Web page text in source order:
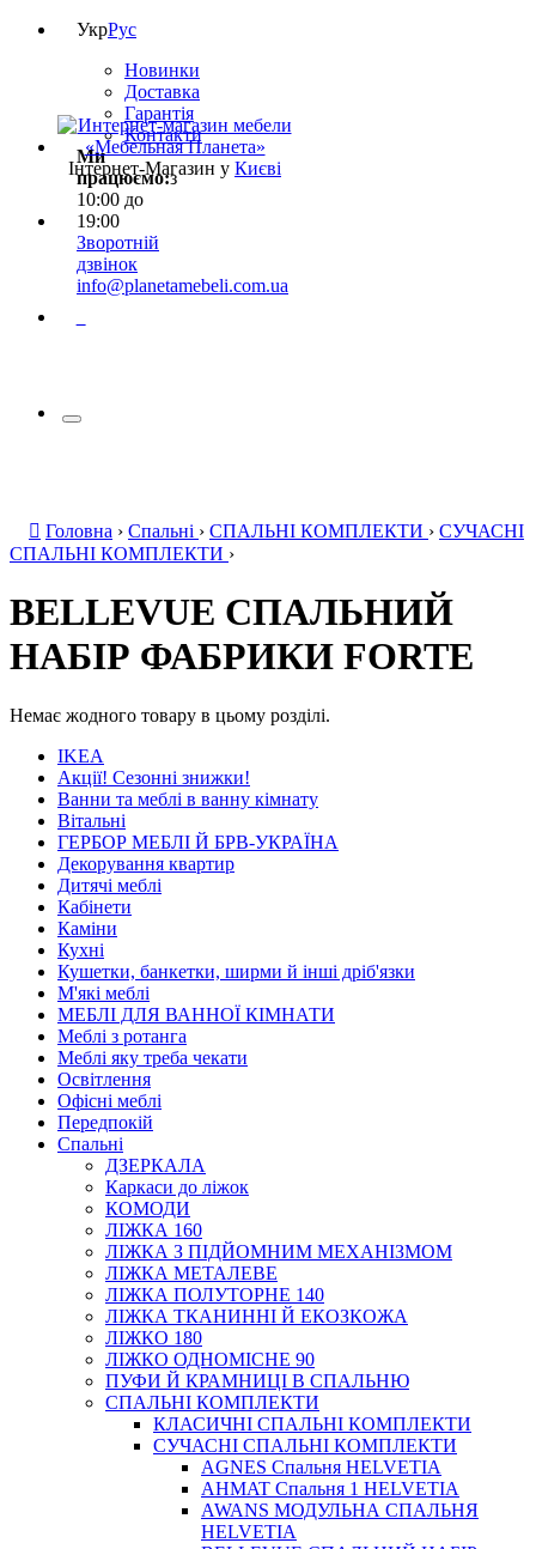
УкрРус
Новинки
Доставка
Гарантія
Контакти
Ми
працюємо:з
10:00 до
19:00
Зворотній
дзвінок
info@planetamebeli.com.ua
Інтернет-Магазин у Києві
Головна › Спальні › СПАЛЬНІ КОМПЛЕКТИ › СУЧАСНІ
СПАЛЬНІ КОМПЛЕКТИ ›
BELLEVUE СПАЛЬНИЙ
НАБІР ФАБРИКИ FORTE
Немає жодного товару в цьому розділі.
IKEA
Акції! Сезонні знижки!
Ванни та меблі в ванну кімнату
Вітальні
ГЕРБОР МЕБЛІ Й БРВ-УКРАЇНА
Декорування квартир
Дитячі меблі
Кабінети
Каміни
Кухні
Кушетки, банкетки, ширми й інші дріб'язки
М'які меблі
МЕБЛІ ДЛЯ ВАННОЇ КІМНАТИ
Меблі з ротанга
Меблі яку треба чекати
Освітлення
Офісні меблі
Передпокій
Спальні
ДЗЕРКАЛА
Каркаси до ліжок
КОМОДИ
ЛІЖКА 160
ЛІЖКА З ПІДЙОМНИМ МЕХАНІЗМОМ
ЛІЖКА МЕТАЛЕВЕ
ЛІЖКА ПОЛУТОРНЕ 140
ЛІЖКА ТКАНИННІ Й ЕКОЗКОЖА
ЛІЖКО 180
ЛІЖКО ОДНОМІСНЕ 90
ПУФИ Й КРАМНИЦІ В СПАЛЬНЮ
СПАЛЬНІ КОМПЛЕКТИ
КЛАСИЧНІ СПАЛЬНІ КОМПЛЕКТИ
СУЧАСНІ СПАЛЬНІ КОМПЛЕКТИ
AGNES Спальня HELVETIA
AHMAT Спальня 1 HELVETIA
AWANS МОДУЛЬНА СПАЛЬНЯ
HELVETIA